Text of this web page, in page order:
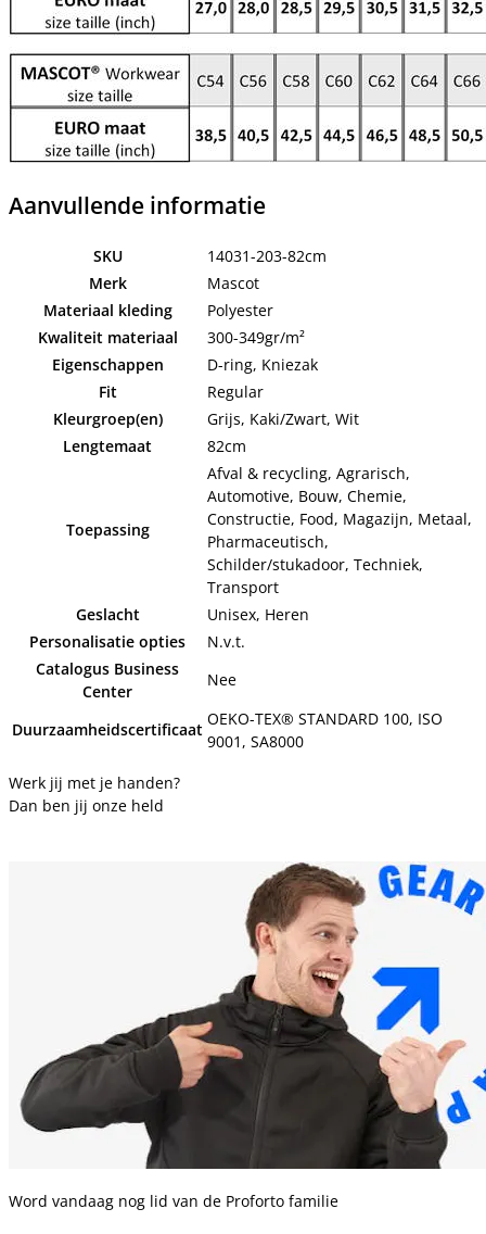
Aanvullende informatie
SKU
14031-203-82cm
Merk
Mascot
Materiaal kleding
Polyester
Kwaliteit materiaal
300-349gr/m²
Eigenschappen
D-ring, Kniezak
Fit
Regular
Kleurgroep(en)
Grijs, Kaki/Zwart, Wit
Lengtemaat
82cm
Toepassing
Afval & recycling, Agrarisch,
Automotive, Bouw, Chemie,
Constructie, Food, Magazijn, Metaal,
Pharmaceutisch,
Schilder/stukadoor, Techniek,
Transport
Geslacht
Unisex, Heren
Personalisatie opties
N.v.t.
Catalogus Business
Center
Nee
Duurzaamheidscertificaat
OEKO-TEX® STANDARD 100, ISO
9001, SA8000
Werk jij met je handen?
Dan ben jij onze held
Word vandaag nog lid van de Proforto familie